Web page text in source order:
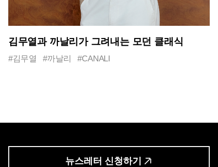
김무열과 까날리가 그려내는 모던 클래식
#김무열 #까날리 #CANALI
뉴스레터 신청하기